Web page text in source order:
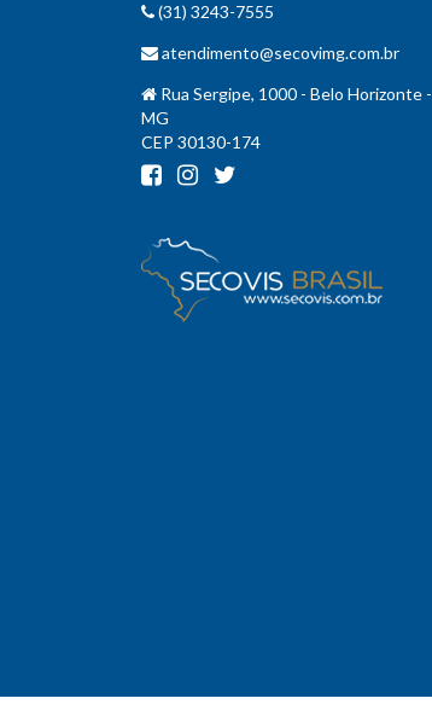
(31) 3243-7555
atendimento@secovimg.com.br
Rua Sergipe, 1000 - Belo Horizonte -
MG
CEP 30130-174